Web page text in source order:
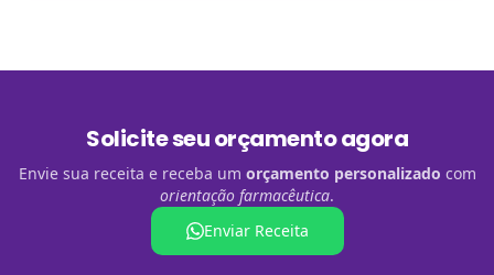
Solicite seu orçamento agora
Envie sua receita e receba um orçamento personalizado com
orientação farmacêutica.
Enviar Receita